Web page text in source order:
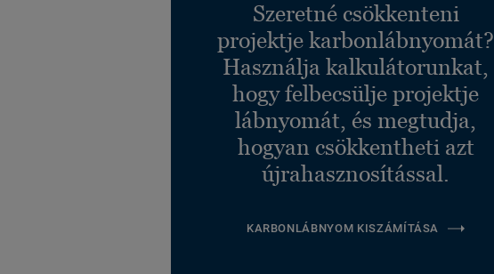
Szeretné csökkenteni
projektje karbonlábnyomát?
Használja kalkulátorunkat,
hogy felbecsülje projektje
lábnyomát, és megtudja,
hogyan csökkentheti azt
újrahasznosítással.
KARBONLÁBNYOM KISZÁMÍTÁSA